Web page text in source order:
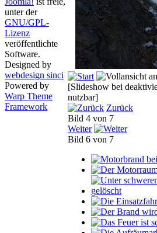
[Slideshow bei
nutzbar]
Zurück
Bild 4 von 7
Weiter
Bild 6 von 7
unter der
GNU/GPL-
Lizenz
veröffentlichte
Software.
Designed by
webdesign sinci
Powered by
Warp Theme
Framework